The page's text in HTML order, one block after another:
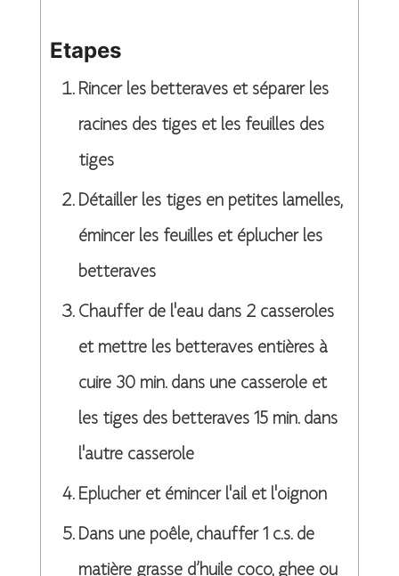
Etapes
Rincer les betteraves et séparer les
racines des tiges et les feuilles des
tiges
Détailler les tiges en petites lamelles,
émincer les feuilles et éplucher les
betteraves
Chauffer de l'eau dans 2 casseroles
et mettre les betteraves entières à
cuire 30 min. dans une casserole et
les tiges des betteraves 15 min. dans
l'autre casserole
Eplucher et émincer l'ail et l'oignon
Dans une poêle, chauffer 1 c.s. de
matière grasse d’huile coco, ghee ou